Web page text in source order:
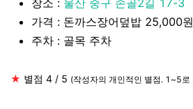
장소 : 울산 중구 손골2길 17-3
가격 : 돈까스장어덮밥 25,000원
주차 : 골목 주차
★ 별점 4 / 5 (작성자의 개인적인 별점. 1~5로